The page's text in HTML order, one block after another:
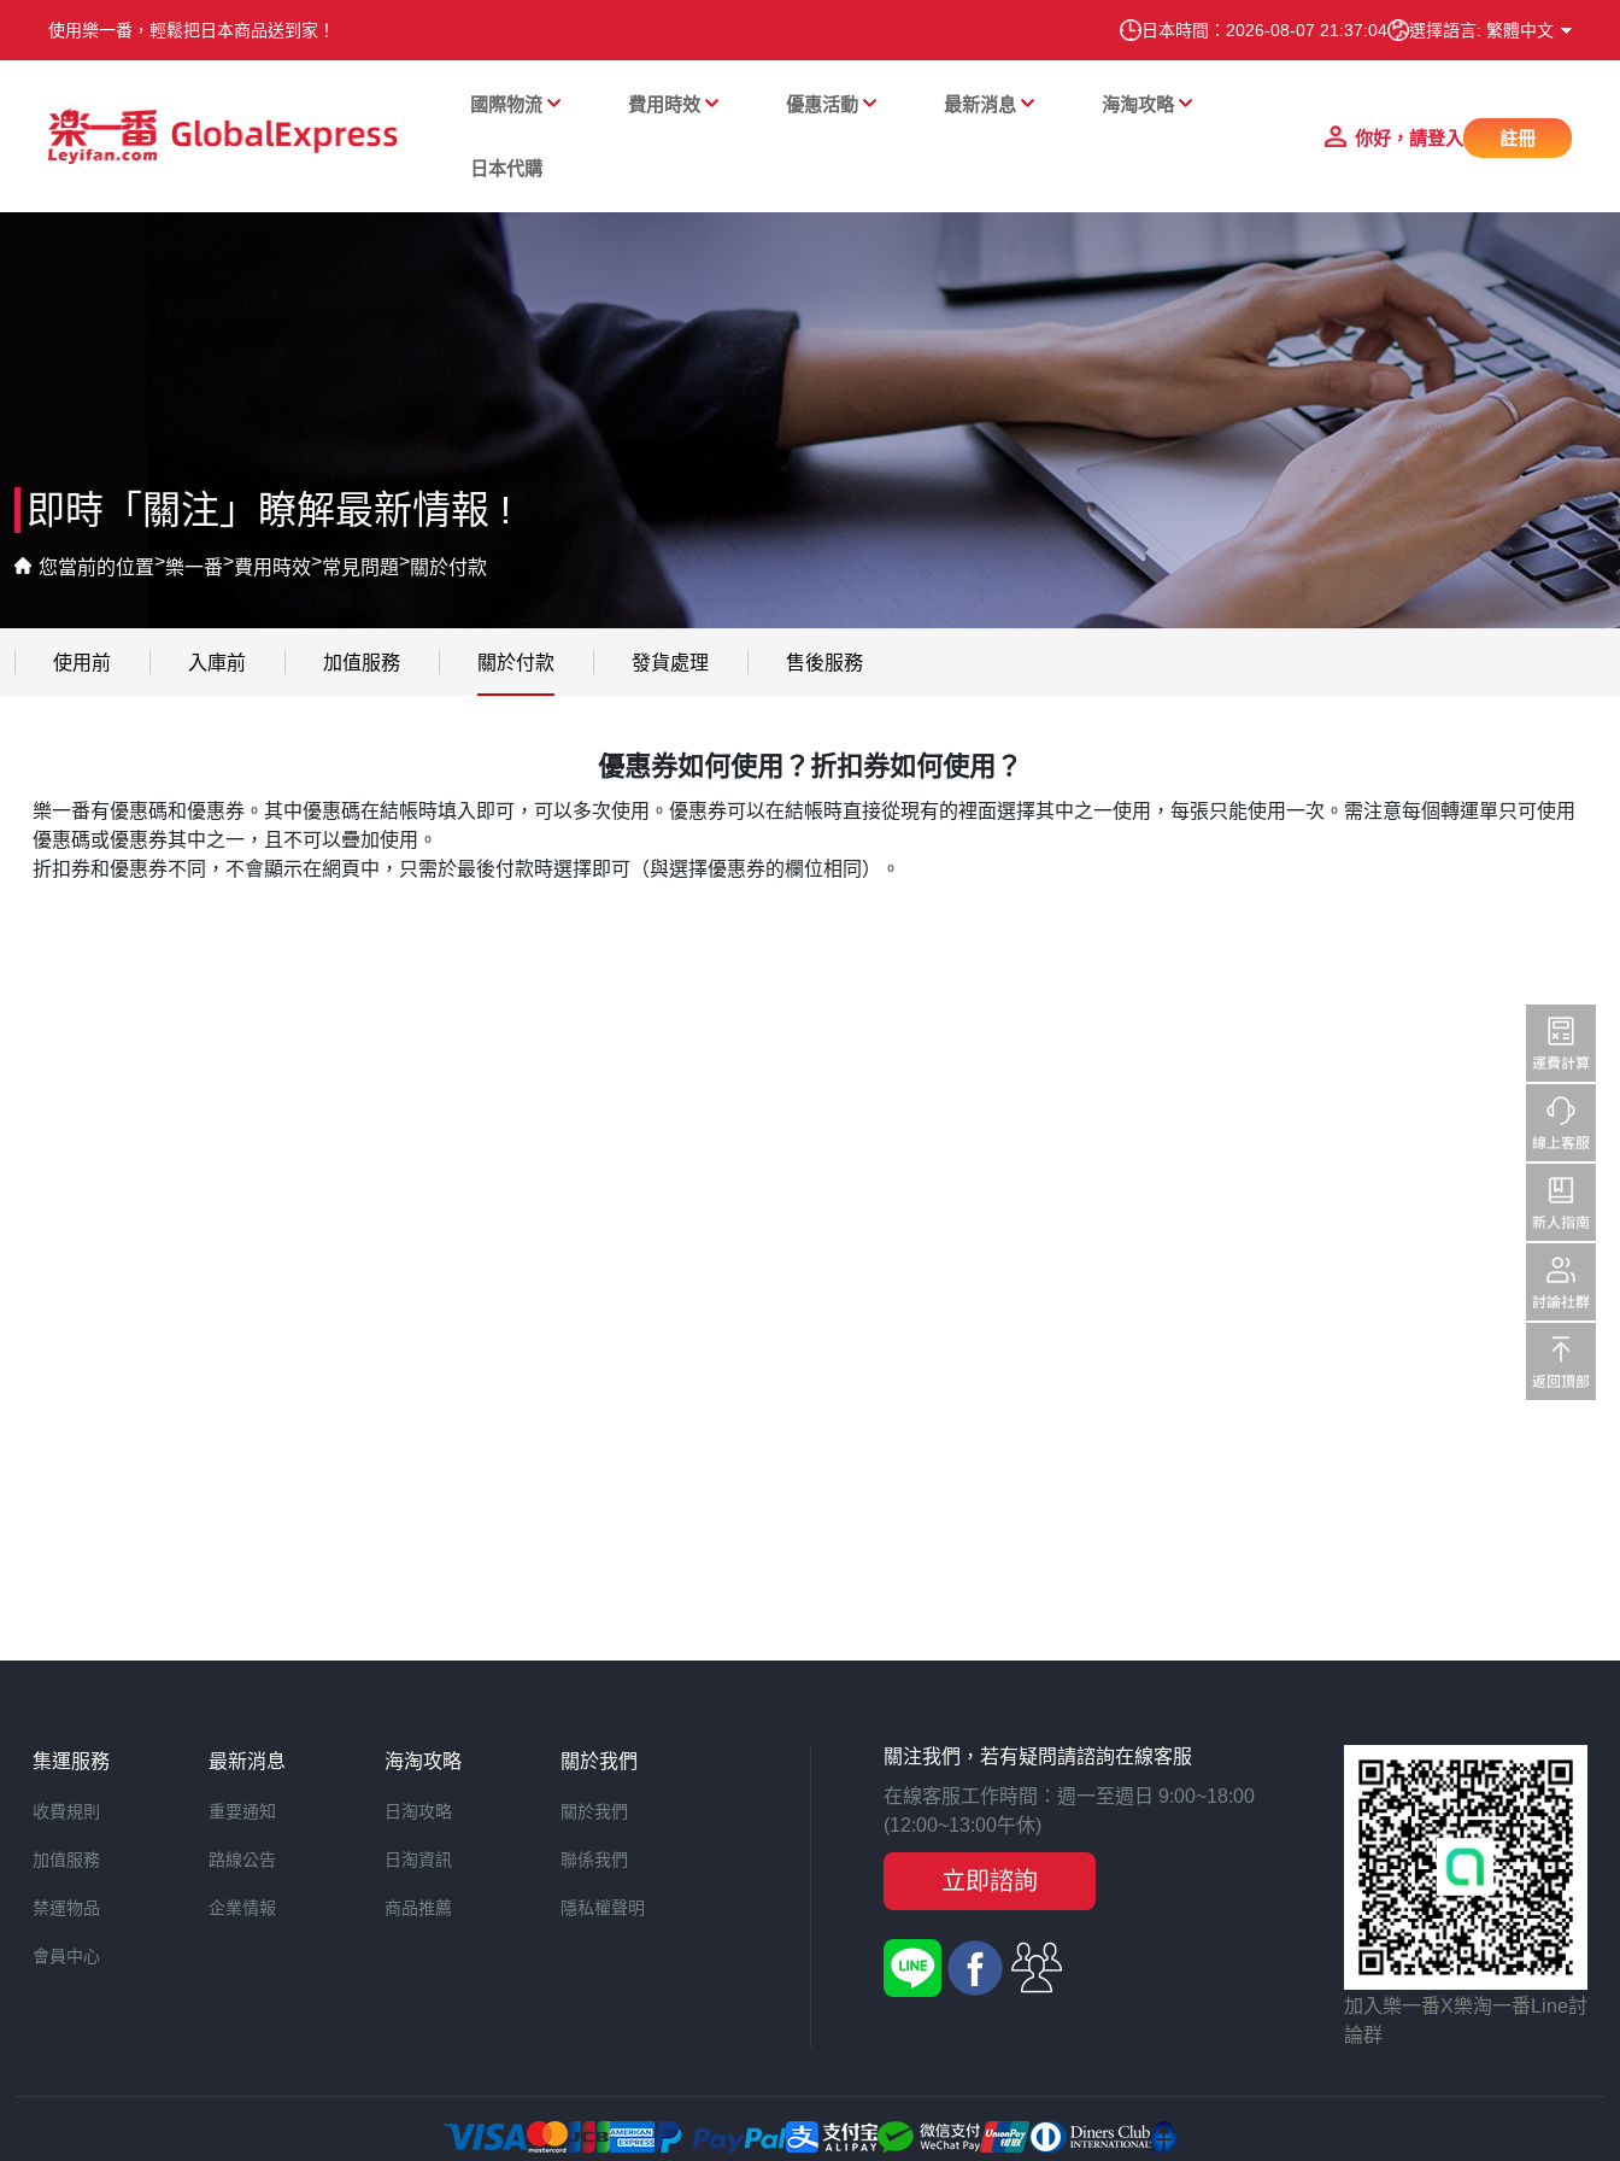
使用樂一番，輕鬆把日本商品送到家！ 日本時間： 2026-08-07 21:37:04 選擇語言: 繁體中文
國際物流 費用時效 優惠活動 最新消息 海淘攻略
日本代購
你好，請登入 註冊
即時「關注」瞭解最新情報 !
您當前的位置>樂一番>費用時效>常見問題>關於付款
使用前 入庫前 加值服務 關於付款 發貨處理 售後服務
優惠券如何使用？折扣券如何使用？
樂一番有優惠碼和優惠券。其中優惠碼在結帳時填入即可，可以多次使用。優惠券可以在結帳時直接從現有的裡面選擇其中之一使用，每張只能使用一次。需注意每個轉運單只可使用
優惠碼或優惠券其中之一，且不可以疊加使用。
折扣券和優惠券不同，不會顯示在網頁中，只需於最後付款時選擇即可（與選擇優惠券的欄位相同）。
集運服務
收費規則
加值服務
禁運物品
會員中心
最新消息
重要通知
路線公告
企業情報
海淘攻略
日淘攻略
日淘資訊
商品推薦
關於我們
關於我們
聯係我們
隱私權聲明
關注我們，若有疑問請諮詢在線客服
在線客服工作時間：週一至週日 9:00~18:00
(12:00~13:00午休)
立即諮詢
加入樂一番X樂淘一番Line討
論群